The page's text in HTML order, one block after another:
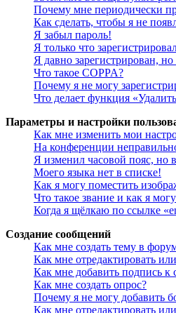
Почему мне периодически
Как сделать, чтобы я не
Я забыл пароль!
Я только что
Я давно зарегистрирован,
Что такое COPPA?
Почему я не могу
Что делает функция
Параметры и настройки
Как мне изменить мои
На конференции
Я изменил часовой пояс, но
Моего языка нет в списке!
Как я могу поместить
Что такое звание и как я
Когда я щёлкаю по ссылке
Создание сообщений
Как мне создать тему в
Как мне отредактировать
Как мне добавить подпись
Как мне создать опрос?
Почему я не могу добавить
Как мне отредактировать